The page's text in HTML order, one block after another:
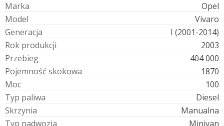
Marka
Opel
Model
Vivaro
Generacja
I (2001-2014)
Rok produkcji
2003
Przebieg
404 000
Pojemność skokowa
1870
Moc
100
Typ paliwa
Diesel
Skrzynia
Manualna
Typ nadwozia
Minivan